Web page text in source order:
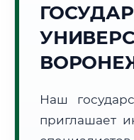
📍 Региональная справка
Субъект:
Почтовые индексы:
Часовой пояс:
Наш
приглашает